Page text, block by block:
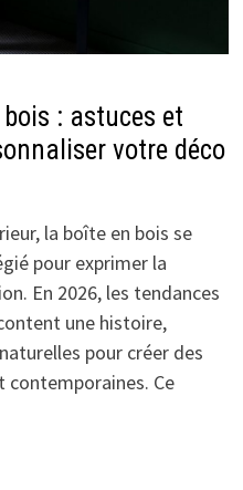
: astuces et
votre déco
la boîte en bois se
pour exprimer la
En 2026, les tendances
une histoire,
pour créer des
contemporaines. Ce